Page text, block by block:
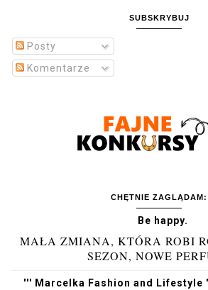
SUBSKRYBUJ
Posty
Komentarze
CHĘTNIE ZAGLĄDAM:
Be happy.
MAŁA ZMIANA, KTÓRA ROBI
SEZON, NOWE
''' Marcelka Fashion and